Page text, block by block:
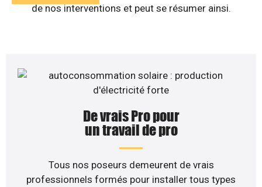
de nos interventions et peut se résumer ainsi.
De vrais Pro pour
un travail de pro
Tous nos poseurs demeurent de vrais
professionnels formés pour installer tous types